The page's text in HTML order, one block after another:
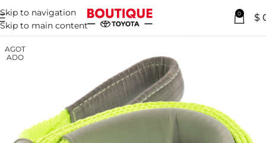
Skip to navigation
Skip to main content
0 $
AGOT
ADO